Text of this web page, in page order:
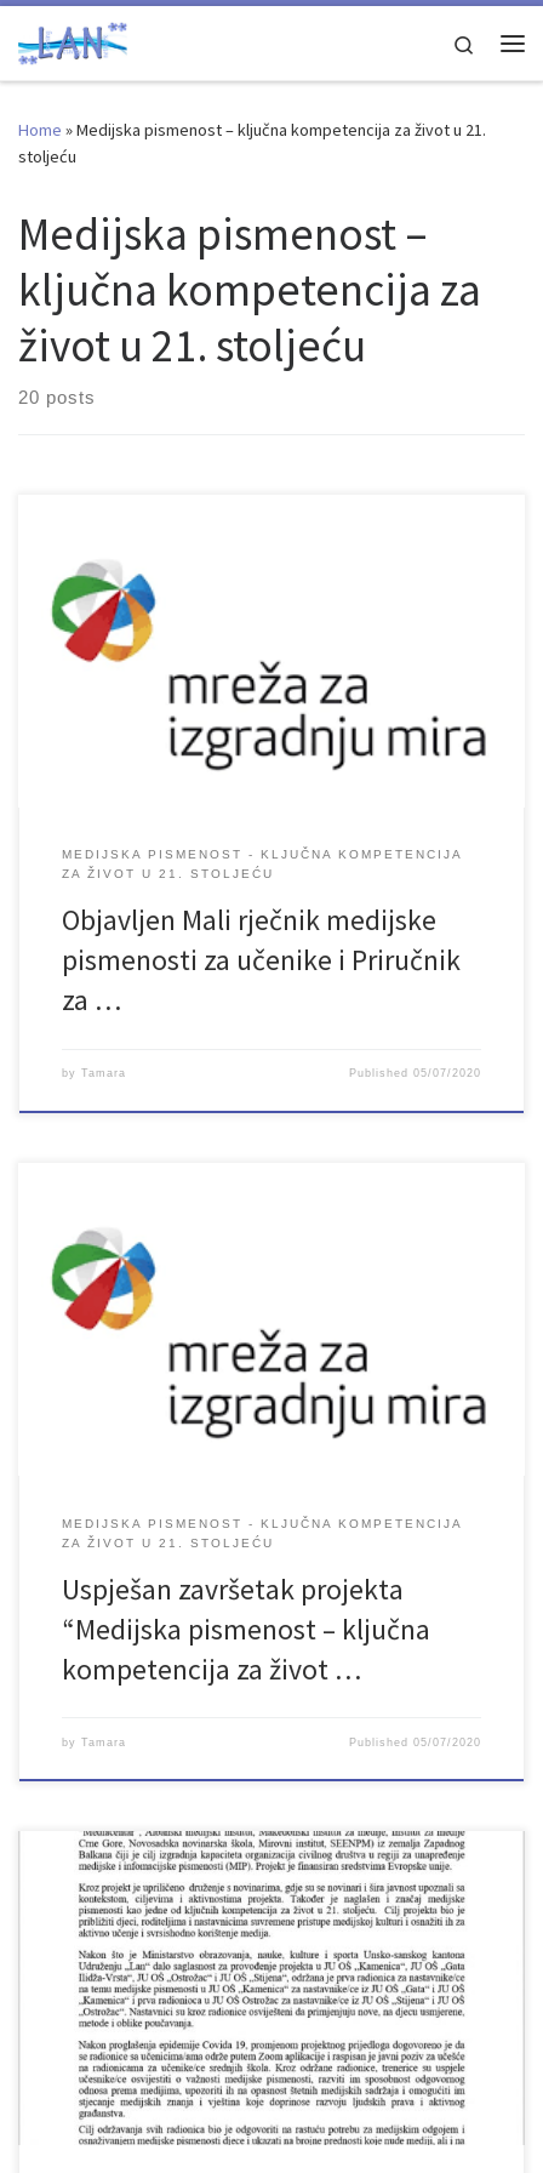
Skip to content
Search
Home »Medijska pismenost – ključna kompetencija za život u 21.
stoljeću
Medijska pismenost –
ključna kompetencija za
život u 21. stoljeću
20 posts
MEDIJSKA PISMENOST - KLJUČNA KOMPETENCIJA
ZA ŽIVOT U 21. STOLJEĆU
Objavljen Mali rječnik medijske
pismenosti za učenike i Priručnik
za …
by Tamara Published05/07/2020
MEDIJSKA PISMENOST - KLJUČNA KOMPETENCIJA
ZA ŽIVOT U 21. STOLJEĆU
Uspješan završetak projekta
“Medijska pismenost – ključna
kompetencija za život …
by Tamara Published05/07/2020